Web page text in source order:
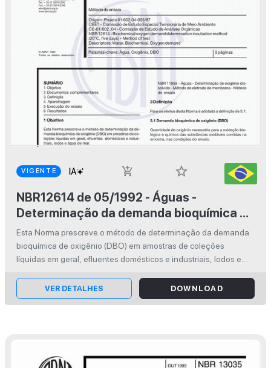
VIGENTE add_shopping_cart
star_border
NBR12614 de 05/1992 - Águas -
Determinação da demanda bioquímica de
oxigênio (DBO) - Método de incubação
(20°C, cinco dias) - Método de ensaio
Esta Norma prescreve o método de determinação da demanda
bioquímica de oxigênio (DBO) em amostras de coleções
líquidas em geral, efluentes domésticos e industriais, Iodos e
VER DETALHES DOWNLOAD